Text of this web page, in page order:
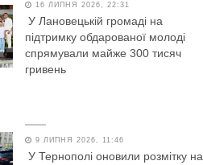
16 ЛИПНЯ 2026, 22:31
У Лановецькій громаді на
підтримку обдарованої молоді
спрямували майже 300 тисяч
гривень
9 ЛИПНЯ 2026, 11:46
У Тернополі оновили розмітку на